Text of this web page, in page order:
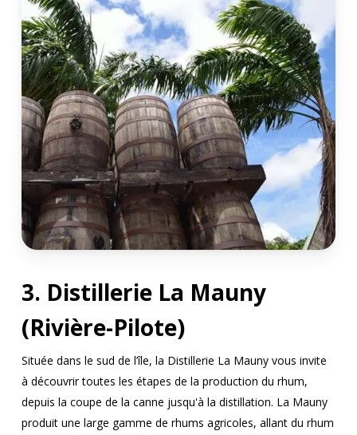
3. Distillerie La Mauny
(Rivière-Pilote)
Située dans le sud de l’île, la Distillerie La Mauny vous invite
à découvrir toutes les étapes de la production du rhum,
depuis la coupe de la canne jusqu'à la distillation. La Mauny
produit une large gamme de rhums agricoles, allant du rhum